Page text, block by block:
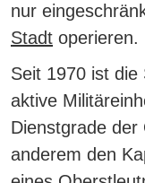
nur
Stadt operieren.
Seit 1970 ist die
aktive
Dienstgrade
anderem den